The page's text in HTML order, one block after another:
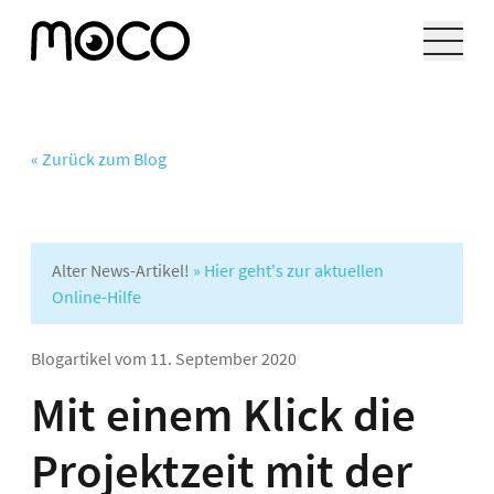
« Zurück zum Blog
Alter News-Artikel! » Hier geht's zur aktuellen
Online-Hilfe
Blogartikel vom 11. September 2020
Mit einem Klick die
Projektzeit mit der